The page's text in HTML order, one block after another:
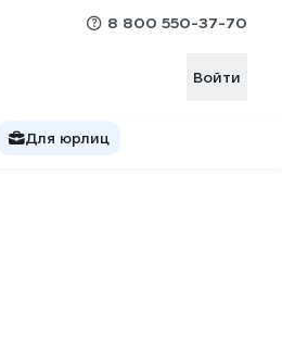
8 800 550-37-70
Войти
Для юрлиц